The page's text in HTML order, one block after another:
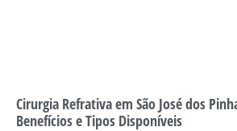
Cirurgia Refrativa em São José dos
Benefícios e Tipos Disponíveis